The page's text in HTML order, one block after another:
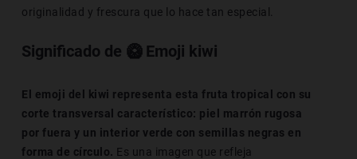
originalidad y frescura que lo hace tan especial.
Significado de 🥝 Emoji kiwi
El emoji del kiwi representa esta fruta tropical con su
corte transversal característico: piel marrón rugosa
por fuera y un interior verde con semillas negras en
forma de círculo. Es una imagen que refleja